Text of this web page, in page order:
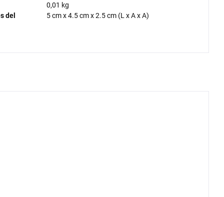
0,01 kg
del
5 cmx4.5 cmx2.5 cm (L x A x A)